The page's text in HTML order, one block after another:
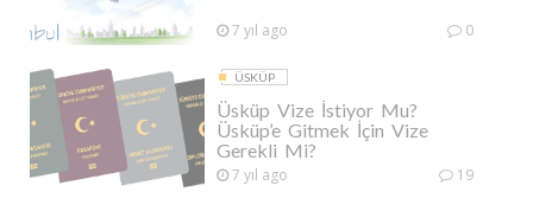
7 yıl ago 0
ÜSKÜP
Üsküp Vize İstiyor Mu?
Üsküp’e Gitmek İçin Vize
Gerekli Mi?
7 yıl ago 19